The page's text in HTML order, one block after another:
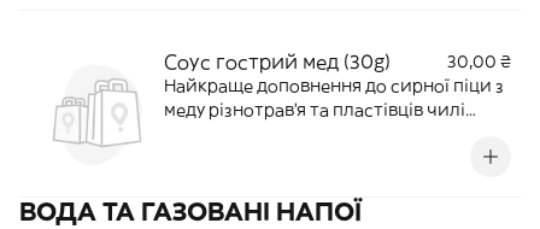
Соус гострий мед (30g)
30,00 ₴
Найкраще доповнення до сирної піци з
меду різнотрав'я та пластівців чилі
ВОДА ТА ГАЗОВАНІ НАПОЇ